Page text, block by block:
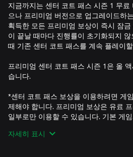
지금까지는 센터 코트 패스 시즌 1 무료
으나 프리미엄 버전으로 업그레이드하
획득한 모든 프리미엄 보상이 즉시 잠
이 끝날 때마다 진행률이 초기화되지
때 기존 센터 코트 패스를 계속 플레이
프리미엄 센터 코트 패스 시즌 1은 올
습니다.
*센터 코트 패스 보상을 이용하려면 게
제해야 합니다. 프리미엄 보상은 유료
일부로만 이용할 수 있습니다. 기본 게
자세히 표시